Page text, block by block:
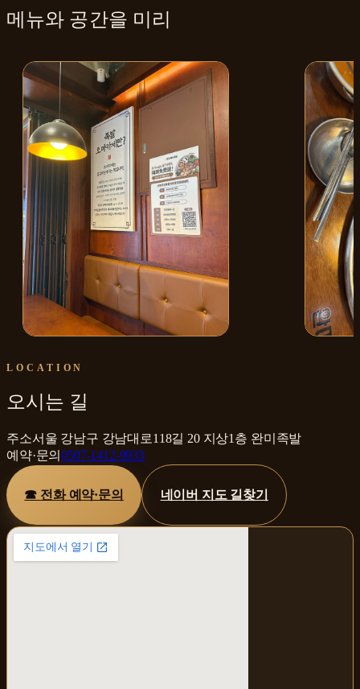
메뉴와 공간을 미리
LOCATION
오시는 길
주소서울 강남구 강남대로118길 20 지상1층 완미족발
예약·문의0507-1412-9933
☎ 전화 예약·문의 네이버 지도 길찾기